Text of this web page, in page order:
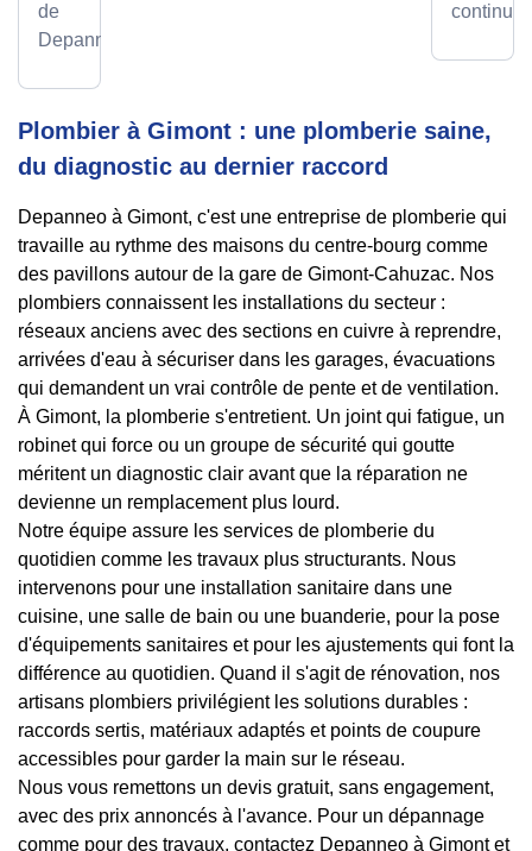
de
Depanneo
continu.
Plombier à Gimont : une plomberie saine,
du diagnostic au dernier raccord
Depanneo à Gimont, c'est une entreprise de plomberie qui
travaille au rythme des maisons du centre-bourg comme
des pavillons autour de la gare de Gimont-Cahuzac. Nos
plombiers connaissent les installations du secteur :
réseaux anciens avec des sections en cuivre à reprendre,
arrivées d'eau à sécuriser dans les garages, évacuations
qui demandent un vrai contrôle de pente et de ventilation.
À Gimont, la plomberie s'entretient. Un joint qui fatigue, un
robinet qui force ou un groupe de sécurité qui goutte
méritent un diagnostic clair avant que la réparation ne
devienne un remplacement plus lourd.
Notre équipe assure les services de plomberie du
quotidien comme les travaux plus structurants. Nous
intervenons pour une installation sanitaire dans une
cuisine, une salle de bain ou une buanderie, pour la pose
d'équipements sanitaires et pour les ajustements qui font la
différence au quotidien. Quand il s'agit de rénovation, nos
artisans plombiers privilégient les solutions durables :
raccords sertis, matériaux adaptés et points de coupure
accessibles pour garder la main sur le réseau.
Nous vous remettons un devis gratuit, sans engagement,
avec des prix annoncés à l'avance. Pour un dépannage
comme pour des travaux, contactez Depanneo à Gimont et